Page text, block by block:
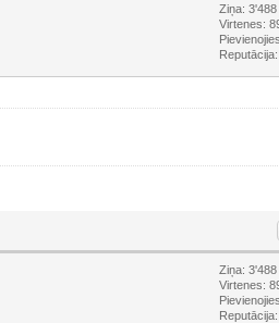
Ziņa: 3'488
Virtenes:
Ziņa: 3'488
Virtenes: